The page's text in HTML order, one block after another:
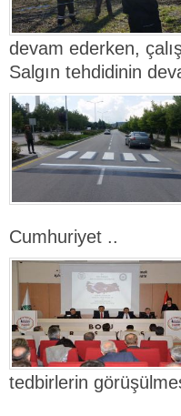
devam ederken,
Salgın tehdidinin
Cumhuriyet ..
tedbirlerin